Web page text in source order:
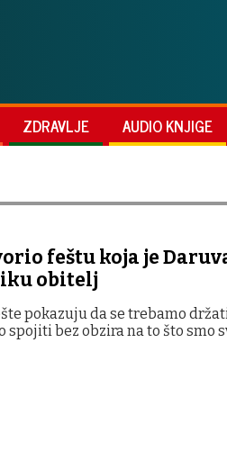
ZDRAVLJE AUDIO KNJIGE
feštu koja je
obitelj
pokazuju da se trebamo
spojiti bez obzira na to što smo